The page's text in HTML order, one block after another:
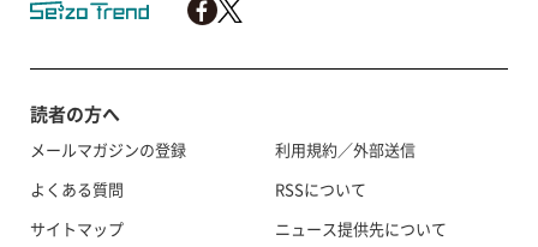
読者の方へ
メールマガジンの登録
よくある質問
サイトマップ
利用規約／外部送信
RSSについて
ニュース提供先について